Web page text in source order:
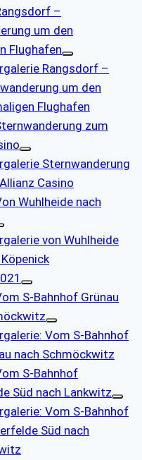
–
um den
Flughafen
Rangsdorf –
um den
Flughafen
zum
Sternwanderung
Casino
Wuhlheide nach
von Wuhlheide
S-Bahnhof Grünau
Vom S-Bahnhof
nach Schmöckwitz
S-Bahnhof
Süd nach Lankwitz
Vom S-Bahnhof
Süd nach